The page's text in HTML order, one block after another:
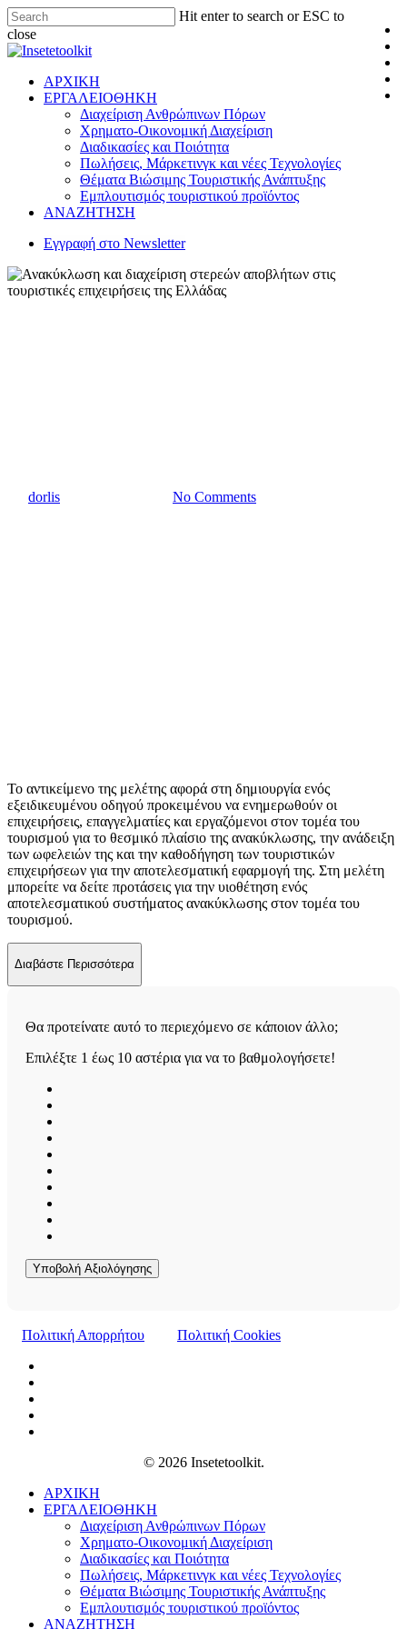
Hit enter to search or ESC to
close
ΑΡΧΙΚΗ
ΕΡΓΑΛΕΙΟΘΗΚΗ
Διαχείριση Ανθρώπινων Πόρων
Χρηματο-Οικονομική Διαχείριση
Διαδικασίες και Ποιότητα
Πωλήσεις, Μάρκετινγκ και νέες Τεχνολογίες
Θέματα Βιώσιμης Τουριστικής Ανάπτυξης
Εμπλουτισμός τουριστικού προϊόντος
ΑΝΑΖΗΤΗΣΗ
Εγγραφή στο Newsletter
dorlis No Comments
Το αντικείμενο της μελέτης αφορά στη δημιουργία ενός
εξειδικευμένου οδηγού προκειμένου να ενημερωθούν οι
επιχειρήσεις, επαγγελματίες και εργαζόμενοι στον τομέα του
τουρισμού για το θεσμικό πλαίσιο της ανακύκλωσης, την ανάδειξη
των ωφελειών της και την καθοδήγηση των τουριστικών
επιχειρήσεων για την αποτελεσματική εφαρμογή της. Στη μελέτη
μπορείτε να δείτε προτάσεις για την υιοθέτηση ενός
αποτελεσματικού συστήματος ανακύκλωσης στον τομέα του
τουρισμού.
Διαβάστε Περισσότερα
Θα προτείνατε αυτό το περιεχόμενο σε κάποιον άλλο;
Επιλέξτε 1 έως 10 αστέρια για να το βαθμολογήσετε!
Υποβολή Αξιολόγησης
Πολιτική Απορρήτου Πολιτική Cookies
© 2026 Insetetoolkit.
ΑΡΧΙΚΗ
ΕΡΓΑΛΕΙΟΘΗΚΗ
Διαχείριση Ανθρώπινων Πόρων
Χρηματο-Οικονομική Διαχείριση
Διαδικασίες και Ποιότητα
Πωλήσεις, Μάρκετινγκ και νέες Τεχνολογίες
Θέματα Βιώσιμης Τουριστικής Ανάπτυξης
Εμπλουτισμός τουριστικού προϊόντος
ΑΝΑΖΗΤΗΣΗ